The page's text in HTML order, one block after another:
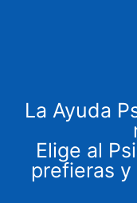
La Ayuda
Elige al
prefieras